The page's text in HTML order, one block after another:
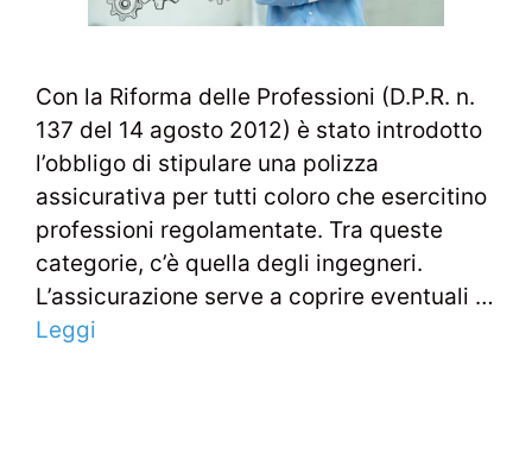
Con la Riforma delle Professioni (D.P.R. n.
137 del 14 agosto 2012) è stato introdotto
l’obbligo di stipulare una polizza
assicurativa per tutti coloro che esercitino
professioni regolamentate. Tra queste
categorie, c’è quella degli ingegneri.
L’assicurazione serve a coprire eventuali …
Leggi